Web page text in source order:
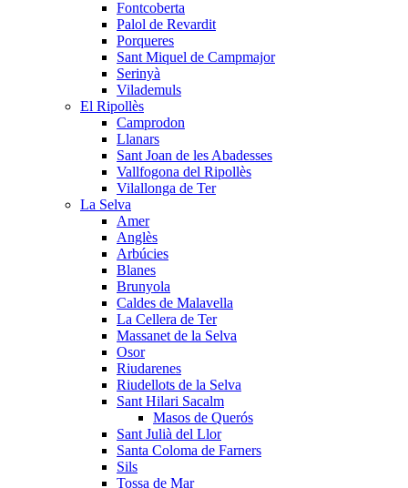
Fontcoberta
Palol de Revardit
Porqueres
Sant Miquel de Campmajor
Serinyà
Vilademuls
El Ripollès
Camprodon
Llanars
Sant Joan de les Abadesses
Vallfogona del Ripollès
Vilallonga de Ter
La Selva
Amer
Anglès
Arbúcies
Blanes
Brunyola
Caldes de Malavella
La Cellera de Ter
Massanet de la Selva
Osor
Riudarenes
Riudellots de la Selva
Sant Hilari Sacalm
Masos de Querós
Sant Julià del Llor
Santa Coloma de Farners
Sils
Tossa de Mar